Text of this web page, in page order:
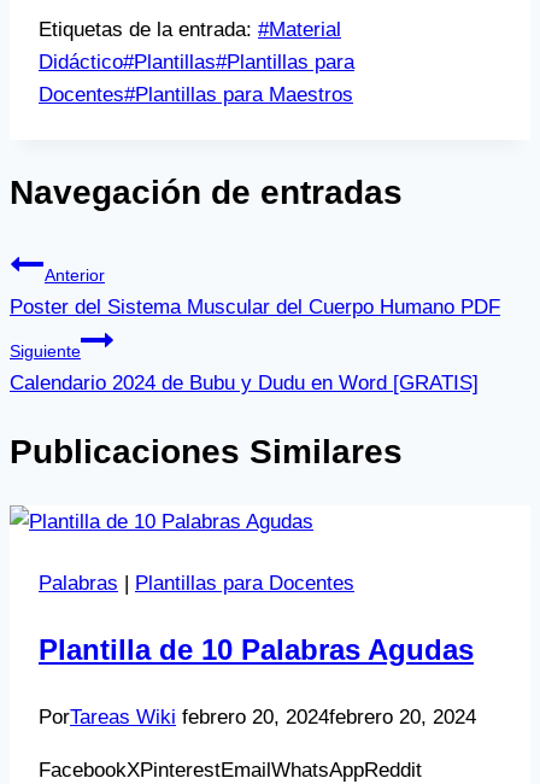
Etiquetas de la entrada: #Material
Didáctico#Plantillas#Plantillas para
Docentes#Plantillas para Maestros
Navegación de entradas
Anterior
Poster del Sistema Muscular del Cuerpo Humano PDF
Siguiente
Calendario 2024 de Bubu y Dudu en Word [GRATIS]
Publicaciones Similares
Palabras | Plantillas para Docentes
Plantilla de 10 Palabras Agudas
PorTareas Wiki febrero 20, 2024febrero 20, 2024
FacebookXPinterestEmailWhatsAppReddit